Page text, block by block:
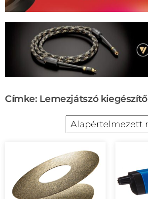
Címke: Lemezjátszó kiegészítő